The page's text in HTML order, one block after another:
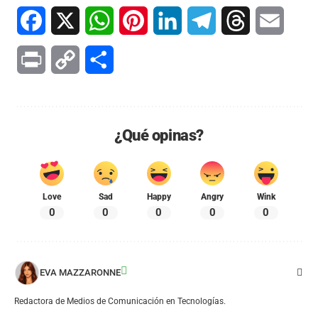
Facebook WhatsAppPinterest LinkedIn TelegramThreads
Print Copy
¿Qué opinas?
Love
0
Sad
0
Happy
0
Angry
0
Wink
0
EVA MAZZARONNE
Redactora de Medios de Comunicación en Tecnologías.